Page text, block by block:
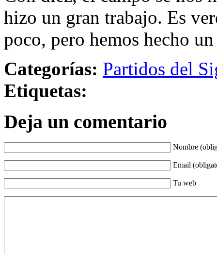
hizo un gran trabajo. Es
poco, pero hemos hecho
Categorías: Partidos del
Etiquetas:
Deja un comentario
Nombre
Email
Tu web